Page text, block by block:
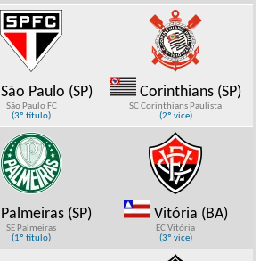
São Paulo (SP)
São Paulo FC
(3º título)
Corinthians (SP)
SC Corinthians Paulista
(2º vice)
Palmeiras (SP)
SE Palmeiras
(1º título)
Vitória (BA)
EC Vitória
(3º vice)